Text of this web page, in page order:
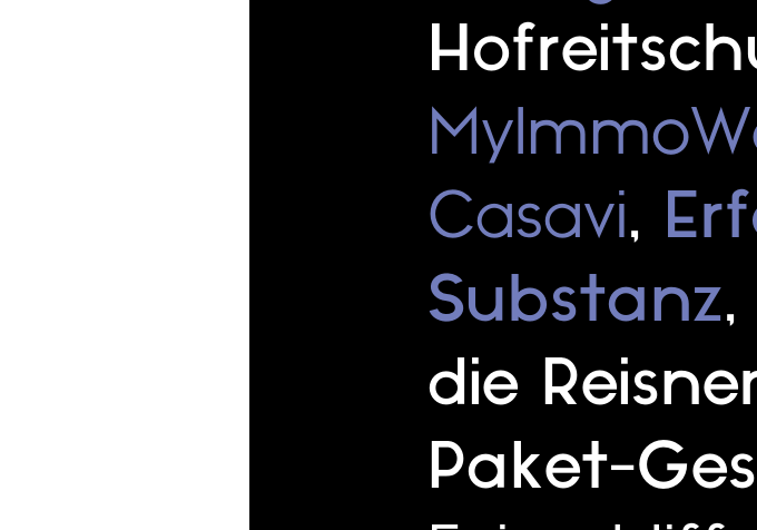
Casavi,
Substanz,
die
Paket-